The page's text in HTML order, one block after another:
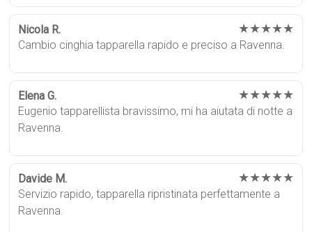
Nicola R. ★★★★★
Cambio cinghia tapparella rapido e preciso a Ravenna.
Elena G. ★★★★★
Eugenio tapparellista bravissimo, mi ha aiutata di notte a
Ravenna.
Davide M. ★★★★★
Servizio rapido, tapparella ripristinata perfettamente a
Ravenna.